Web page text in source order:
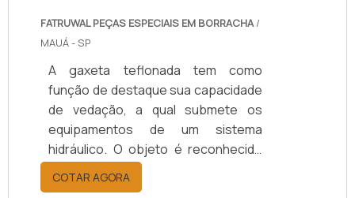
FATRUWAL PEÇAS ESPECIAIS EM BORRACHA/
MAUÁ - SP
A gaxeta teflonada tem como
função de destaque sua capacidade
de vedação, a qual submete os
equipamentos de um sistema
hidráulico. O objeto é reconhecido
por ser ideal na instalação e encaixe
do eixo do cilindro. Materiais
COTAR AGORA